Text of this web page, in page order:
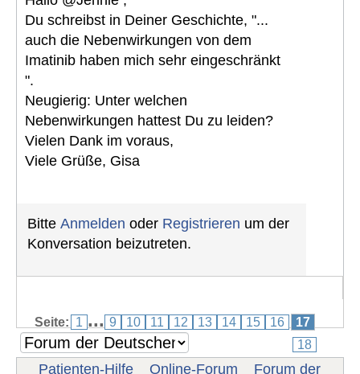
Du schreibst in Deiner Geschichte, "...
auch die Nebenwirkungen von dem
Imatinib haben mich sehr eingeschränkt
".
Neugierig: Unter welchen
Nebenwirkungen hattest Du zu leiden?
Vielen Dank im voraus,
Viele Grüße, Gisa
Bitte Anmelden oder Registrieren um der
Konversation beizutreten.
Seite: 1 ... 9 10 11 12 13 14 15 16
17
18
Patienten-Hilfe Online-Forum Forum der